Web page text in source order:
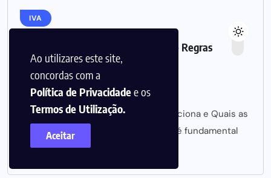
Ao utilizares este site,
concordas com a
Política de Privacidadee os
Termos de Utilização.
Aceitar
IVA
Código de Isenção de IVA: Motivos e Regras
Aplicáveis
INBRIEF 19 FEVEREIRO, 2025
Código de Isenção de IVA: Como Funciona e Quais as
Regras? O código de isenção de IVA é fundamental
para